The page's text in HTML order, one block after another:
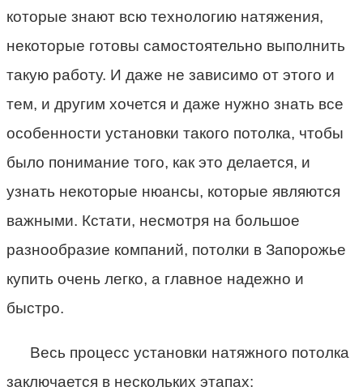
которые знают всю технологию натяжения,
некоторые готовы самостоятельно выполнить
такую работу. И даже не зависимо от этого и
тем, и другим хочется и даже нужно знать все
особенности установки такого потолка, чтобы
было понимание того, как это делается, и
узнать некоторые нюансы, которые являются
важными. Кстати, несмотря на большое
разнообразие компаний, потолки в Запорожье
купить очень легко, а главное надежно и
быстро.
Весь процесс установки натяжного потолка
заключается в нескольких этапах: